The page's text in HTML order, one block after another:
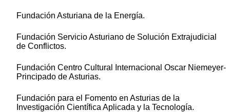
Fundación Asturiana de la Energía.
Fundación Servicio Asturiano de Solución Extrajudicial
de Conflictos.
Fundación Centro Cultural Internacional Oscar Niemeyer-
Principado de Asturias.
Fundación para el Fomento en Asturias de la
Investigación Científica Aplicada y la Tecnología.